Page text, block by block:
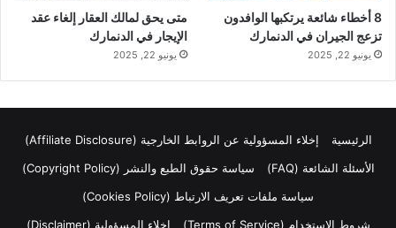
8 أخطاء شائعة يرتكبها الوافدون
تزعج الجيران في الدنمارك
يونيو 22, 2025
متى يحق لمالك العقار إلغاء عقد
الإيجار في الدنمارك
يونيو 22, 2025
الرئيسية
إخلاء المسؤولية عن الروابط الخارجية (Affiliate Disclosure)
الأسئلة الشائعة (FAQ)
سياسة حقوق الطبع والنشر (Copyright Policy)
سياسة ملفات تعريف الارتباط (Cookies Policy)
شروط الاستخدام (Terms of Service)
إخلاء المسؤولية (Disclaimer)